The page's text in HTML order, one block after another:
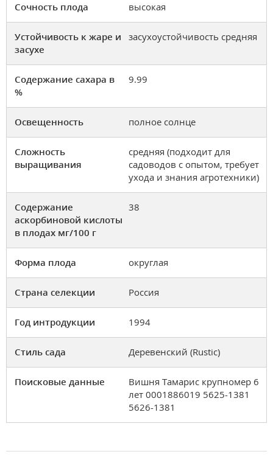
Сочность плода высокая
Устойчивость к жаре и
засухе
засухоустойчивость средняя
Содержание сахара в
%
9.99
Освещенность полное солнце
Сложность
выращивания
средняя (подходит для
садоводов с опытом, требует
ухода и знания агротехники)
Содержание
аскорбиновой кислоты
в плодах мг/100 г
38
Форма плода округлая
Страна селекции Россия
Год интродукции 1994
Стиль сада Деревенский (Rustic)
Поисковые данные
Вишня Тамарис крупномер 6
лет 0001886019 5625-1381
5626-1381